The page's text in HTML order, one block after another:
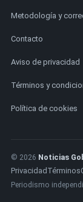
Metodología y
Contacto
Aviso de privacidad
Términos y
Política de cookies
© 2026 Noticias
Privacidad Términos
Periodismo